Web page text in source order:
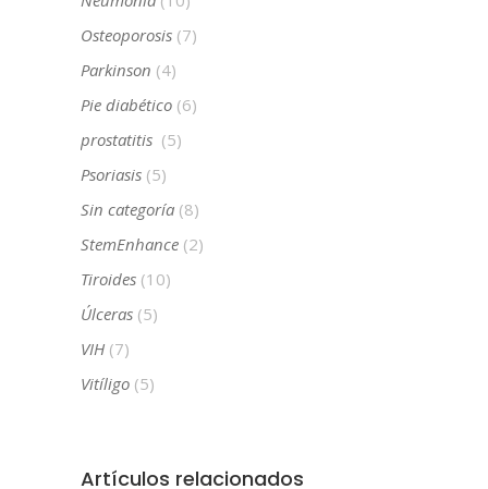
Osteoporosis (7)
Parkinson (4)
Pie diabético (6)
prostatitis (5)
Psoriasis (5)
Sin categoría (8)
StemEnhance (2)
Tiroides (10)
Úlceras (5)
VIH (7)
Vitíligo (5)
Artículos relacionados